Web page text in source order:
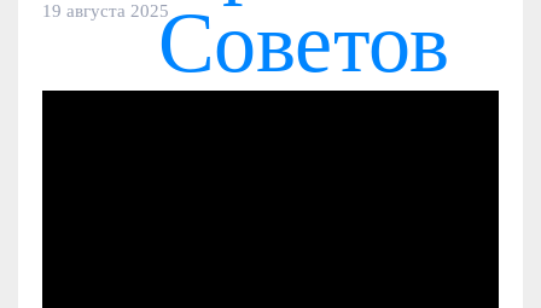
19 августа 2025